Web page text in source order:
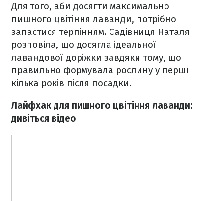
Для того, аби досягти максимально
пишного цвітіння лаванди, потрібно
запастися терпінням. Садівниця Наталя
розповіла, що досягла ідеальної
лавандової доріжки завдяки тому, що
правильно формувала рослину у перші
кілька років після посадки.
Лайфхак для пишного цвітіння лаванди:
дивіться відео